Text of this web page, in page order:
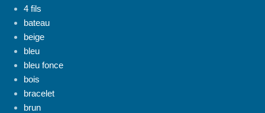
4 fils
bateau
beige
bleu
bleu fonce
bois
bracelet
brun